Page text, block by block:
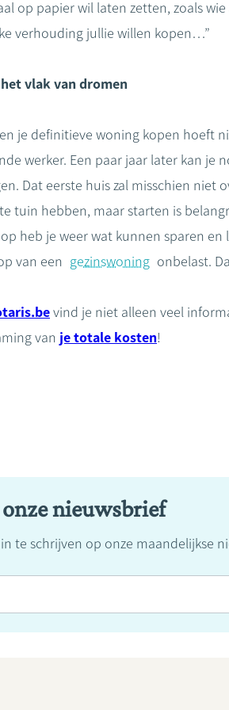
op papier wil laten zetten, zoals
verhouding jullie willen kopen…”
vlak van dromen
je definitieve woning kopen hoeft
werker. Een paar jaar later kan je
Dat eerste huis zal misschien niet
tuin hebben, maar starten is
heb je weer wat kunnen sparen
van een gezinswoning onbelast.
vind je niet alleen veel
van je totale kosten!
nieuwsbrief
te schrijven op onze maandelijkse